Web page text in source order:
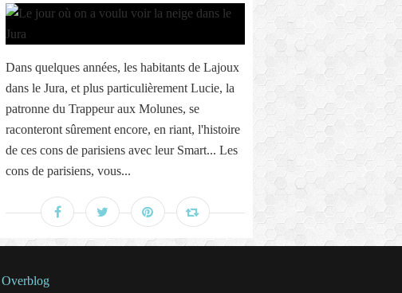
Dans quelques années, les habitants de Lajoux
dans le Jura, et plus particulièrement Lucie, la
patronne du Trappeur aux Molunes, se
raconteront sûrement encore, en riant, l'histoire
de ces cons de parisiens avec leur Smart... Les
cons de parisiens, vous...
Overblog